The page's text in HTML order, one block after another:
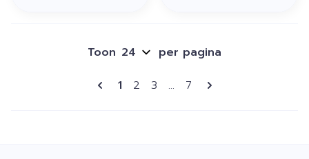
Pagina's
U lees momenteel pagina
1 Pagina
2 Pagina
3 ... Pagina
7
Toon per pagina